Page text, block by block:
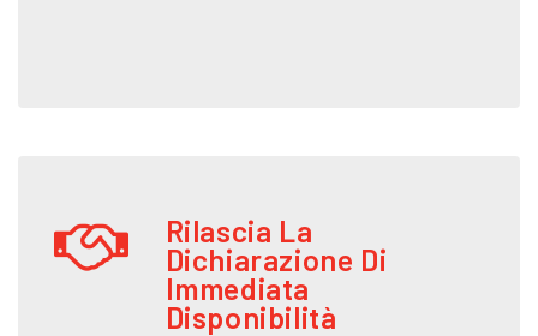
Rilascia La
Dichiarazione Di
Immediata
Disponibilità